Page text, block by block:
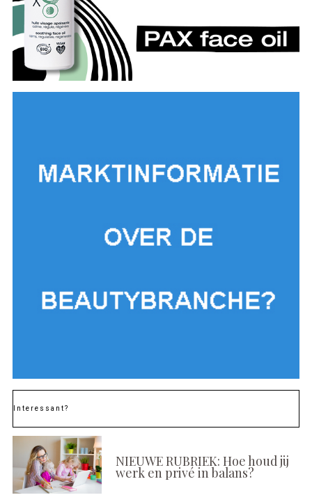
Interessant?
NIEUWE RUBRIEK: Hoe houd jij
werk en privé in balans?